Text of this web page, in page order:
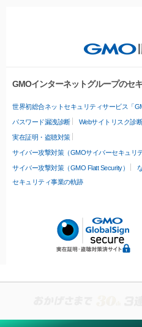
GMOインターネットグループのセ
世界初総合ネットセキュリティサービス「
パスワード漏洩診断 Webサイトリスク診断
実在証明・盗聴対策
サイバー攻撃対策（GMOサイバーセキュリ
サイバー攻撃対策（GMO Flatt Security）
セキュリティ事業の軌跡